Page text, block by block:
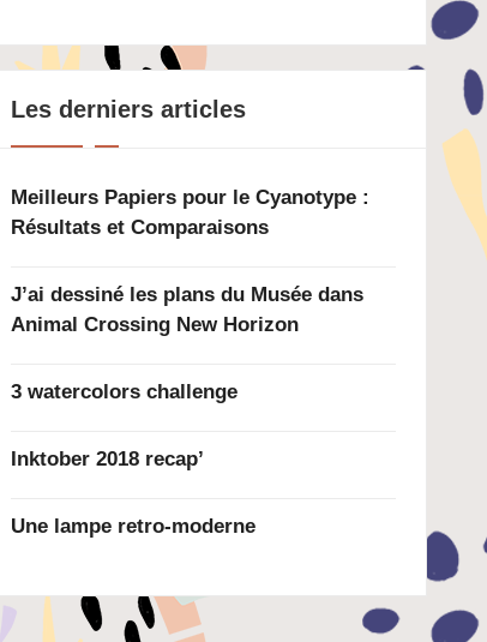
Les derniers articles
Meilleurs Papiers pour le Cyanotype :
Résultats et Comparaisons
J’ai dessiné les plans du Musée dans
Animal Crossing New Horizon
3 watercolors challenge
Inktober 2018 recap’
Une lampe retro-moderne